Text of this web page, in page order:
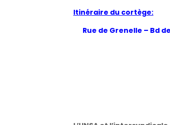
Itinéraire du cortège:
Rue de Grenelle – Bd